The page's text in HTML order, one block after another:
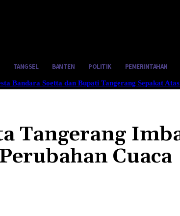
TANGSEL BANTEN POLITIK PEMERINTAHAN
Bandara Soetta dan Bupati Tangerang Sepakat
Tangerang
Cuaca